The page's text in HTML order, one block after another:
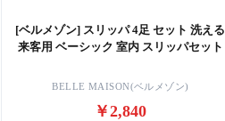
[ベルメゾン] スリッパ 4足 セット 洗える
来客用 ベーシック 室内 スリッパセット
BELLE MAISON(ベルメゾン)
￥2,840